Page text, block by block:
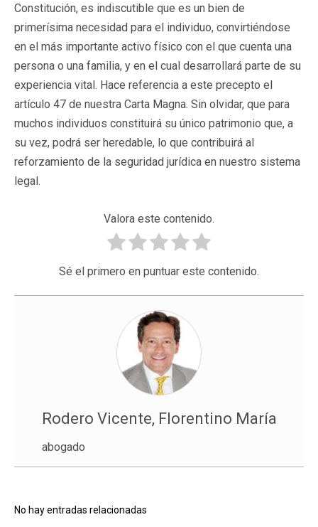
Constitución, es indiscutible que es un bien de
primerísima necesidad para el individuo, convirtiéndose
en el más importante activo físico con el que cuenta una
persona o una familia, y en el cual desarrollará parte de su
experiencia vital. Hace referencia a este precepto el
artículo 47 de nuestra Carta Magna. Sin olvidar, que para
muchos individuos constituirá su único patrimonio que, a
su vez, podrá ser heredable, lo que contribuirá al
reforzamiento de la seguridad jurídica en nuestro sistema
legal.
Valora este contenido.
Sé el primero en puntuar este contenido.
Rodero Vicente, Florentino María
abogado
No hay entradas relacionadas